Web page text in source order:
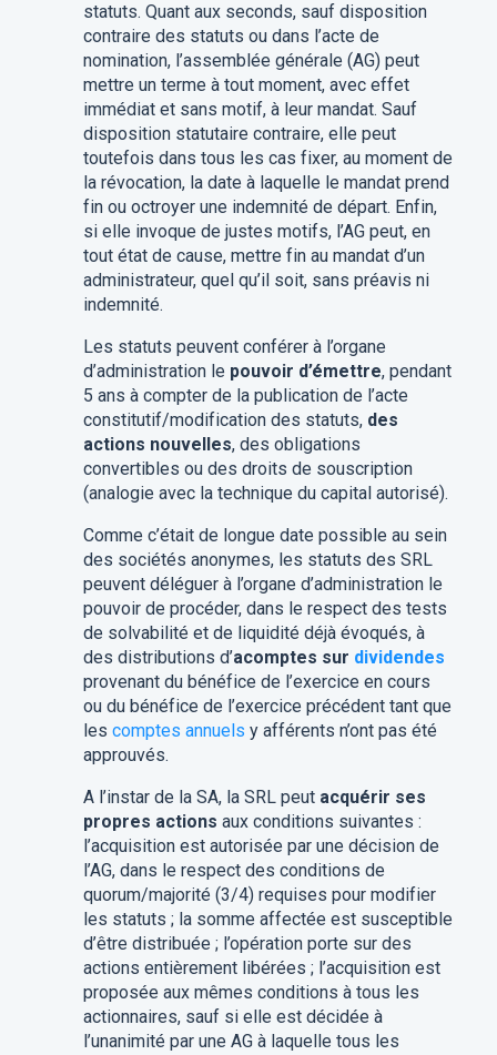
statuts. Quant aux seconds, sauf disposition
contraire des statuts ou dans l’acte de
nomination, l’assemblée générale (AG) peut
mettre un terme à tout moment, avec effet
immédiat et sans motif, à leur mandat. Sauf
disposition statutaire contraire, elle peut
toutefois dans tous les cas fixer, au moment de
la révocation, la date à laquelle le mandat prend
fin ou octroyer une indemnité de départ. Enfin,
si elle invoque de justes motifs, l’AG peut, en
tout état de cause, mettre fin au mandat d’un
administrateur, quel qu’il soit, sans préavis ni
indemnité.
Les statuts peuvent conférer à l’organe
d’administration le pouvoir d’émettre, pendant
5 ans à compter de la publication de l’acte
constitutif/modification des statuts, des
actions nouvelles, des obligations
convertibles ou des droits de souscription
(analogie avec la technique du capital autorisé).
Comme c’était de longue date possible au sein
des sociétés anonymes, les statuts des SRL
peuvent déléguer à l’organe d’administration le
pouvoir de procéder, dans le respect des tests
de solvabilité et de liquidité déjà évoqués, à
des distributions d’acomptes sur dividendes
provenant du bénéfice de l’exercice en cours
ou du bénéfice de l’exercice précédent tant que
les comptes annuels y afférents n’ont pas été
approuvés.
A l’instar de la SA, la SRL peut acquérir ses
propres actions aux conditions suivantes :
l’acquisition est autorisée par une décision de
l’AG, dans le respect des conditions de
quorum/majorité (3/4) requises pour modifier
les statuts ; la somme affectée est susceptible
d’être distribuée ; l’opération porte sur des
actions entièrement libérées ; l’acquisition est
proposée aux mêmes conditions à tous les
actionnaires, sauf si elle est décidée à
l’unanimité par une AG à laquelle tous les